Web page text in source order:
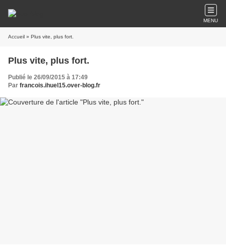
MENU
Accueil » Plus vite, plus fort.
Plus vite, plus fort.
Publié le 26/09/2015 à 17:49
Par francois.ihuel15.over-blog.fr